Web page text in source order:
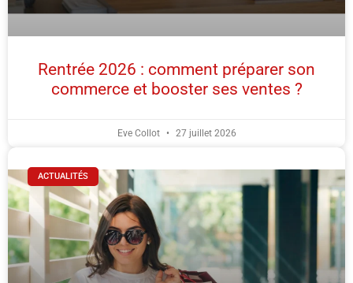
Rentrée 2026 : comment préparer son
commerce et booster ses ventes ?
Eve Collot 27 juillet 2026
ACTUALITÉS